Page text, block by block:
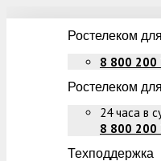
Ростелеком
8 800 200
Ростелеком
24 часа в
8 800 200
Техподдержка